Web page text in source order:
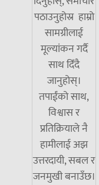
पठाउनुहोस्र हाम्रो
सामग्रीलाई
मूल्यांकन गर्दै
साथ दिँदै
जानुहोस्।
तपाईंको साथ,
विश्वास र
प्रतिक्रियाले नै
हामीलाई अझ
उत्तरदायी, सबल र
जनमुखी बनाउँछ।